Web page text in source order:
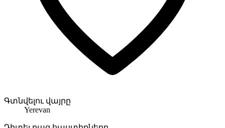
Գտնվելու վայրը
Yerevan